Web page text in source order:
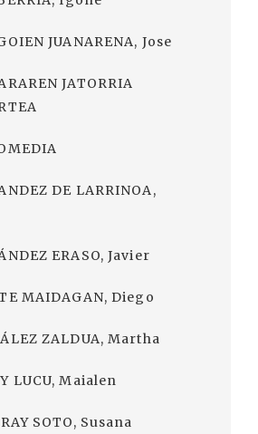
JUANARENA, Jose
JATORRIA
DE LARRINOA,
ERASO, Javier
MAIDAGAN, Diego
ZALDUA, Martha
LUCU, Maialen
SOTO, Susana